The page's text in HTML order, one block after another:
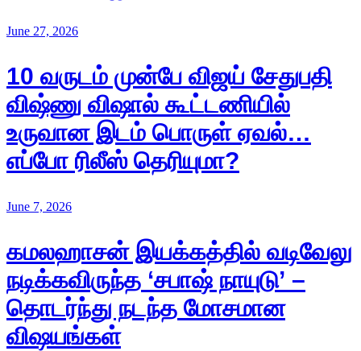
June 27, 2026
10 வருடம் முன்பே விஜய் சேதுபதி
விஷ்ணு விஷால் கூட்டணியில்
உருவான இடம் பொருள் ஏவல்…
எப்போ ரிலீஸ் தெரியுமா?
June 7, 2026
கமலஹாசன் இயக்கத்தில் வடிவேலு
நடிக்கவிருந்த ‘சபாஷ் நாயுடு’ –
தொடர்ந்து நடந்த மோசமான
விஷயங்கள்